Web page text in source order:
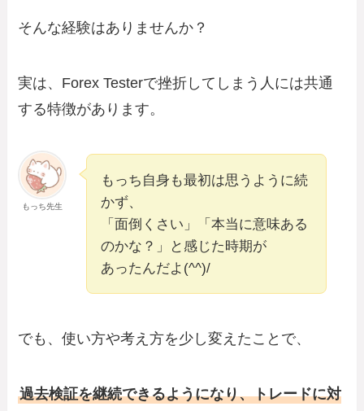
そんな経験はありませんか？
実は、Forex Testerで挫折してしまう人には共通
する特徴があります。
もっち先生
もっち自身も最初は思うように続
かず、
「面倒くさい」「本当に意味ある
のかな？」と感じた時期が
あったんだよ(^^)/
でも、使い方や考え方を少し変えたことで、
過去検証を継続できるようになり、トレードに対